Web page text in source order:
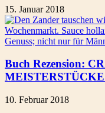
15. Januar 2018
Buch Rezension:
10. Februar 2018